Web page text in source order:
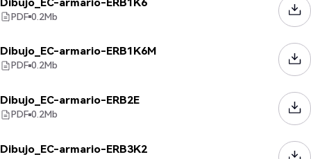
PDF 0.2Mb
Dibujo_EC-armario-ERB1K6M
PDF 0.2Mb
Dibujo_EC-armario-ERB2E
PDF 0.2Mb
Dibujo_EC-armario-ERB3K2